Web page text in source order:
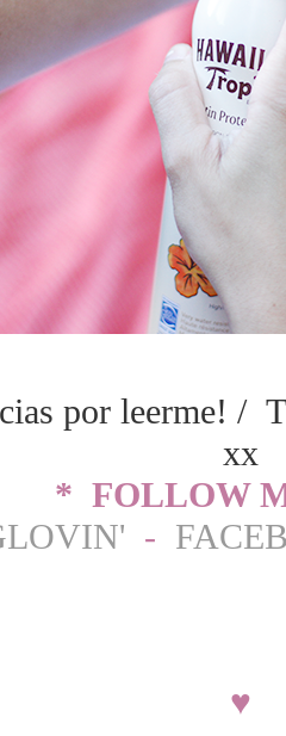
por leerme! /
xx
* FOLLOW
-
♥